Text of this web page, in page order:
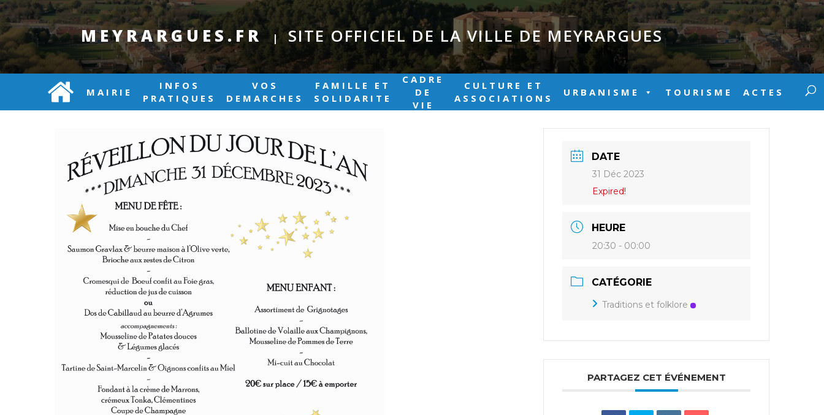
MEYRARGUES.FR | SITE OFFICIEL DE LA VILLE DE MEYRARGUES
MAIRIE
INFOS
PRATIQUES
VOS
DEMARCHES
FAMILLE ET
SOLIDARITE
CADRE
DE
VIE
CULTURE ET
ASSOCIATIONS
URBANISME TOURISME ACTES
DATE
31 Déc 2023
Expired!
HEURE
20:30 - 00:00
CATÉGORIE
Traditions et folklore
PARTAGEZ CET ÉVÉNEMENT